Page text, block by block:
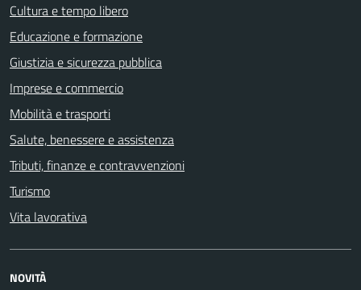
Cultura e tempo libero
Educazione e formazione
Giustizia e sicurezza pubblica
Imprese e commercio
Mobilità e trasporti
Salute, benessere e assistenza
Tributi, finanze e contravvenzioni
Turismo
Vita lavorativa
NOVITÀ